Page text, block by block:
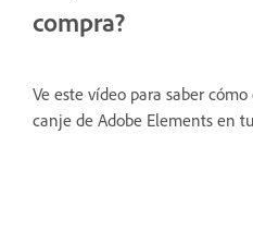
compra?
Ve este vídeo para saber
canje de Adobe Elements en